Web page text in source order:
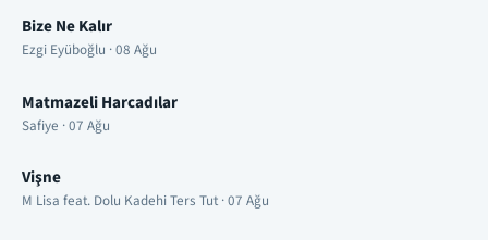
Bize Ne Kalır
Ezgi Eyüboğlu · 08 Ağu
Matmazeli Harcadılar
Safiye · 07 Ağu
Vişne
M Lisa feat. Dolu Kadehi Ters Tut · 07 Ağu